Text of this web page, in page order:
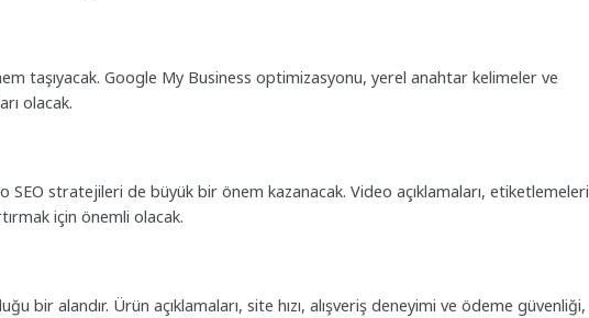
taşıyacak. Google My Business optimizasyonu, yerel anahtar kelimeler ve
olacak.
stratejileri de büyük bir önem kazanacak. Video açıklamaları, etiketlemeleri
için önemli olacak.
bir alandır. Ürün açıklamaları, site hızı, alışveriş deneyimi ve ödeme güvenliği,